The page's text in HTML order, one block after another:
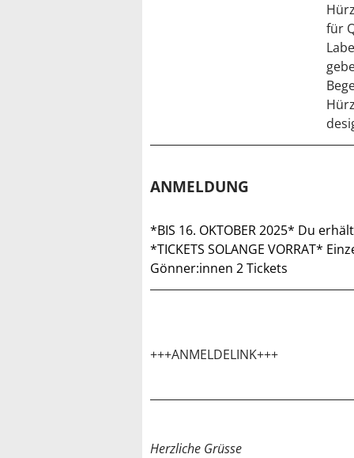
für
ANMELDUNG
*BIS 16. OKTOBER 2025* Du
*TICKETS SOLANGE VORRAT*
Gönner:innen 2 Tickets
+++ANMELDELINK+++
Herzliche Grüsse